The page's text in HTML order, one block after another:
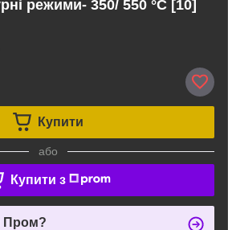
режими- 350/ 550 °C [10]
Купити
або
Купити з
Пром?